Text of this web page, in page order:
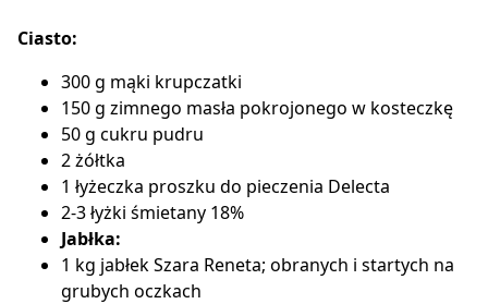
Ciasto:
300 g mąki krupczatki
150 g zimnego masła pokrojonego w kosteczkę
50 g cukru pudru
2 żółtka
1 łyżeczka proszku do pieczenia Delecta
2-3 łyżki śmietany 18%
Jabłka:
1 kg jabłek Szara Reneta; obranych i startych na
grubych oczkach